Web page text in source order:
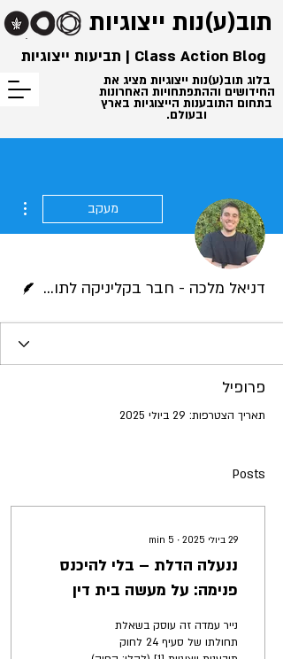
תוב(ע)נות ייצוגיות
בלוג תוב(ע)נות ייצוגיות מציג את
החידושים וההתפתחויות האחרונות
בתחום התובענות הייצוגיות בארץ
ובעולם.
Class Action Blog | תביעות ייצוגיות
מעקב
דניאל מלכה - חבר בקליניקה לתובענות ייצוגיות
פרופיל
תאריך הצטרפות: 29 ביולי 2025
Posts
29 ביולי 2025 ∙
5
min
ננעלה הדלת – בלי להיכנס
פנימה: על מעשה בית דין
נייר עמדה זה עוסק בשאלת
תחולתו של סעיף 24 לחוק